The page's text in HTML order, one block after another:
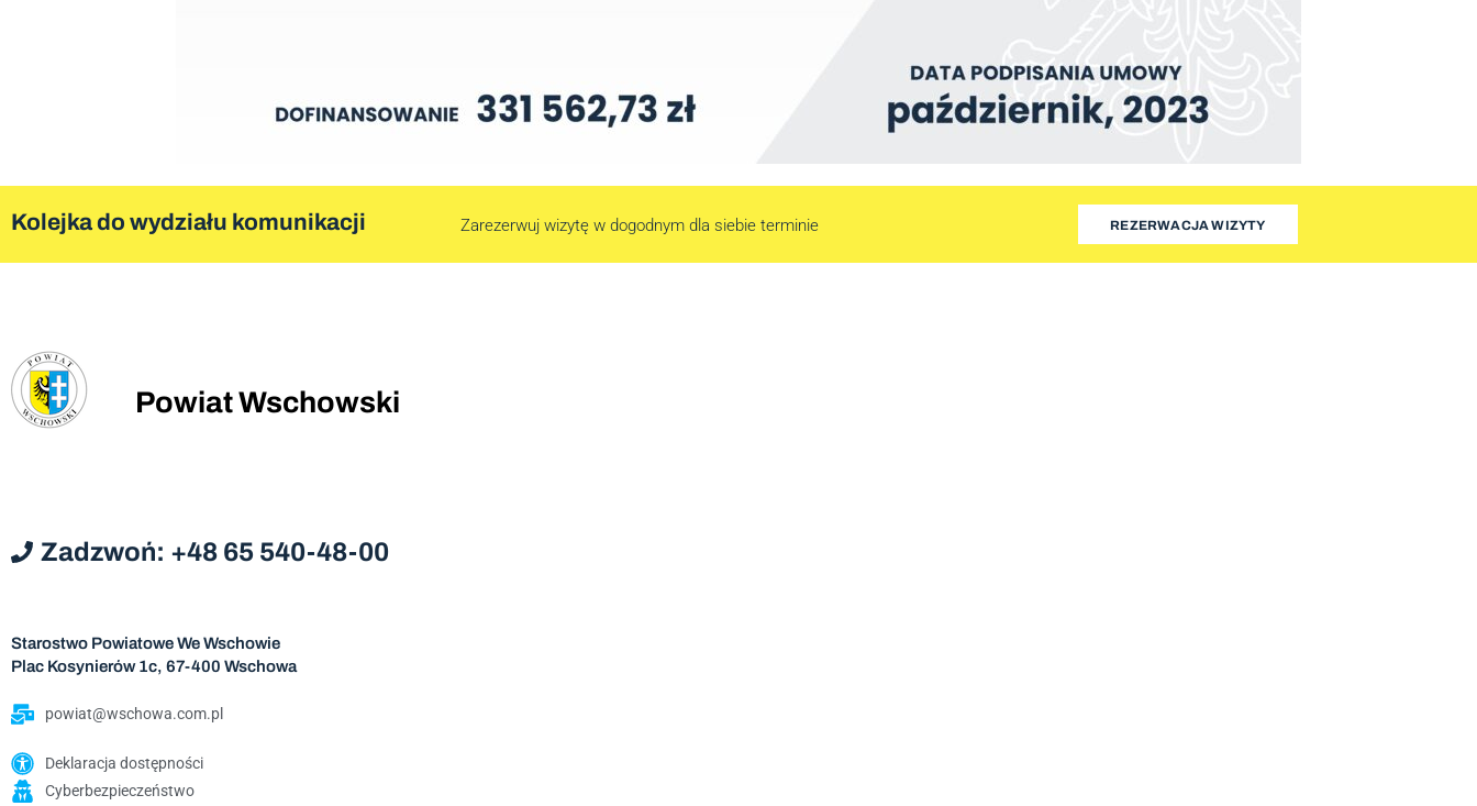
Kolejka do wydziału komunikacji Zarezerwuj wizytę w dogodnym dla siebie terminie REZERWACJA WIZYTY
Powiat Wschowski
Zadzwoń: +48 65 540-48-00
Starostwo Powiatowe We Wschowie
Plac Kosynierów 1c, 67-400 Wschowa
powiat@wschowa.com.pl
Deklaracja dostępności
Cyberbezpieczeństwo